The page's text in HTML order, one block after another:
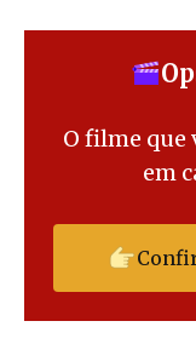
O filme que
em